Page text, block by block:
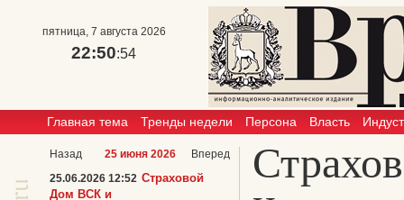
пятница, 7 августа 2026
22:50:54
Главная тема Тренды недели Персона Власть
Назад 25 июня 2026
Вперед
25.06.2026 12:52 Страховой
Дом ВСК и